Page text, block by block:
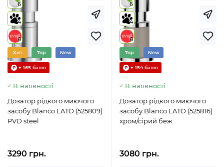
6
4
6
Хит Top New
+ 165 балів
В наявності
Дозатор рідкого миючого
засобу Blanco LATO (525809)
PVD steel
3290 грн.
6
4
6
Top New
+ 154 балів
В наявності
Дозатор рідкого миючого
засобу Blanco LATO (525816)
хром/сірий беж
3080 грн.